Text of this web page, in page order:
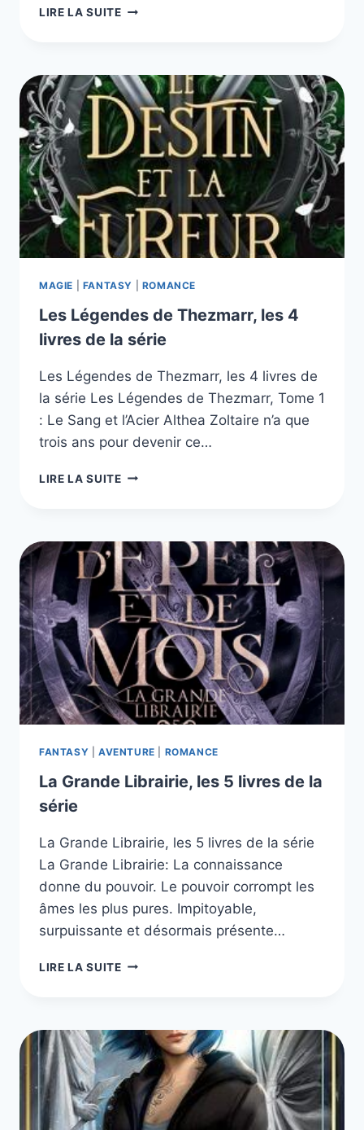
LIRE LA SUITELA
FEU,
LES
4
LIVRES
DE
LA
SÉRIE
MAGIE FANTASY ROMANCE
Les Légendes de Thezmarr, les 4
livres de la série
Les Légendes de Thezmarr, les 4 livres de
la série Les Légendes de Thezmarr, Tome 1
: Le Sang et l’Acier Althea Zoltaire n’a que
trois ans pour devenir ce…
LIRE LA SUITELES
LES
4
LIVRES
DE
LA
SÉRIE
FANTASY AVENTURE ROMANCE
La Grande Librairie, les 5 livres de la
série
La Grande Librairie, les 5 livres de la série
La Grande Librairie: La connaissance
donne du pouvoir. Le pouvoir corrompt les
âmes les plus pures. Impitoyable,
surpuissante et désormais présente…
LIRE LA SUITELA
5
LIVRES
DE
LA
SÉRIE